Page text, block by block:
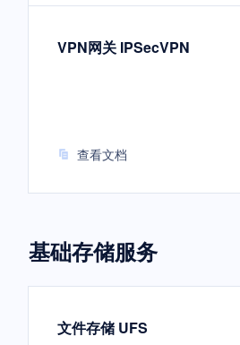
VPN网关 IPSecVPN
查看文档
基础存储服务
文件存储 UFS